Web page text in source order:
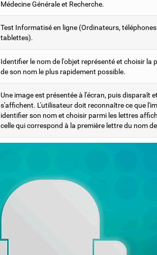
Médecine Générale et Recherche.
Test Informatisé en ligne (Ordinateurs,
tablettes).
Identifier le nom de l'objet représenté et choisir la
de son nom le plus rapidement possible.
Une image est présentée à l'écran, puis disparaît
s'affichent. L'utilisateur doit reconnaître ce que
identifier son nom et choisir parmi les lettres
celle qui correspond à la première lettre du nom